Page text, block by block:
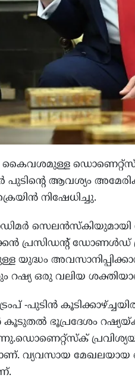
കൈവശമുള്ള
പുടിന്റെ ആവശ്യം
നിഷേധിച്ചു.
പ്രസിഡന്റ് ഡോണള്‍ഡ്
യുദ്ധം
റഷ്യ ഒരു വലിയ
-പുടിന്‍
കൂടുതല്‍ ഭൂപ്രദേശം
വ്യവസായ